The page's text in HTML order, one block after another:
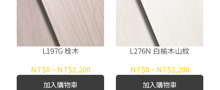
L197G 栓木
NT$0~NT$2,200
加入購物車
L276N 白榆木山紋
NT$0~NT$2,200
加入購物車